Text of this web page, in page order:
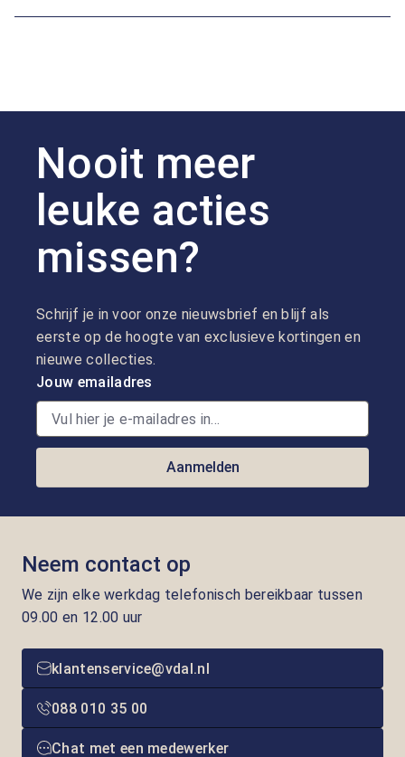
Nooit meer
leuke acties
missen?
Schrijf je in voor onze nieuwsbrief en blijf als
eerste op de hoogte van exclusieve kortingen en
nieuwe collecties.
Jouw emailadres
Aanmelden
Neem contact op
We zijn elke werkdag telefonisch bereikbaar tussen
09.00 en 12.00 uur
klantenservice@vdal.nl
088 010 35 00
Chat met een medewerker